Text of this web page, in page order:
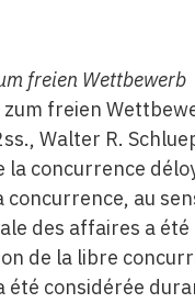
freien Wettbewerb
freien
Walter R.
concurrence
au
des affaires a
de la libre
été considérée